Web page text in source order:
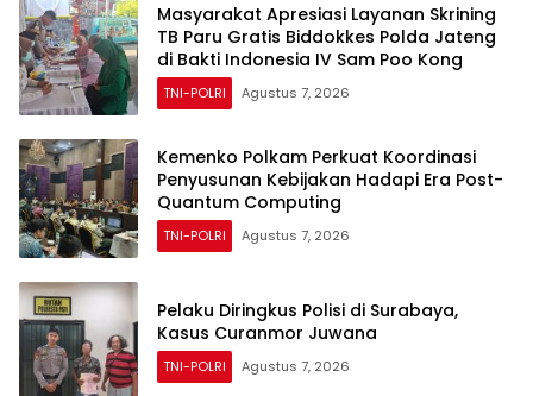
Masyarakat Apresiasi Layanan Skrining
TB Paru Gratis Biddokkes Polda Jateng
di Bakti Indonesia IV Sam Poo Kong
TNI-POLRI Agustus 7, 2026
Kemenko Polkam Perkuat Koordinasi
Penyusunan Kebijakan Hadapi Era Post-
Quantum Computing
TNI-POLRI Agustus 7, 2026
Pelaku Diringkus Polisi di Surabaya,
Kasus Curanmor Juwana
TNI-POLRI Agustus 7, 2026